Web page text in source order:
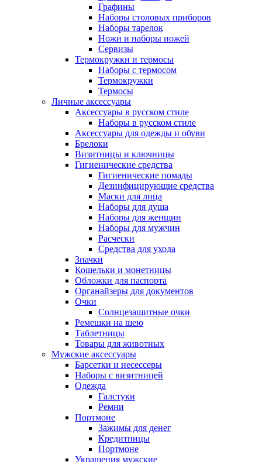
Графины
Наборы столовых приборов
Наборы тарелок
Ножи и наборы ножей
Сервизы
Термокружки и термосы
Наборы с термосом
Термокружки
Термосы
Личные аксессуары
Аксессуары в русском стиле
Наборы в русском стиле
Аксессуары для одежды и обуви
Брелоки
Визитницы и ключницы
Гигиенические средства
Гигиенические помады
Дезинфицирующие средства
Маски для лица
Наборы для душа
Наборы для женщин
Наборы для мужчин
Расчески
Средства для ухода
Значки
Кошельки и монетницы
Обложки для паспорта
Органайзеры для документов
Очки
Солнцезащитные очки
Ремешки на шею
Таблетницы
Товары для животных
Мужские аксессуары
Барсетки и несессеры
Наборы с визитницей
Одежда
Галстуки
Ремни
Портмоне
Зажимы для денег
Кредитницы
Портмоне
Украшения мужские